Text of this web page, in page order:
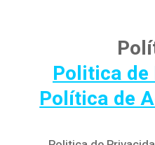
Politica
Política de